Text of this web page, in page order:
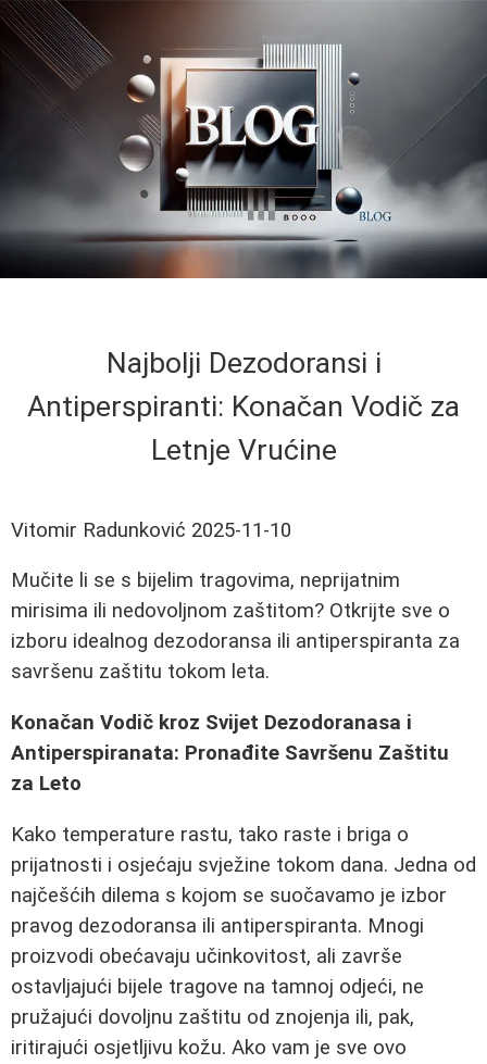
Najbolji Dezodoransi i
Antiperspiranti: Konačan Vodič za
Letnje Vrućine
Vitomir Radunković 2025-11-10
Mučite li se s bijelim tragovima, neprijatnim
mirisima ili nedovoljnom zaštitom? Otkrijte sve o
izboru idealnog dezodoransa ili antiperspiranta za
savršenu zaštitu tokom leta.
Konačan Vodič kroz Svijet Dezodoranasa i
Antiperspiranata: Pronađite Savršenu Zaštitu
za Leto
Kako temperature rastu, tako raste i briga o
prijatnosti i osjećaju svježine tokom dana. Jedna od
najčešćih dilema s kojom se suočavamo je izbor
pravog dezodoransa ili antiperspiranta. Mnogi
proizvodi obećavaju učinkovitost, ali završe
ostavljajući bijele tragove na tamnoj odjeći, ne
pružajući dovoljnu zaštitu od znojenja ili, pak,
iritirajući osjetljivu kožu. Ako vam je sve ovo